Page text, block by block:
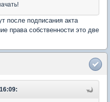
после подписания акта
права собственности это две